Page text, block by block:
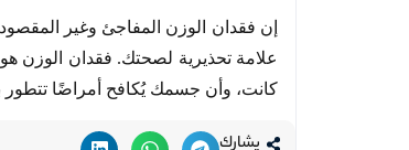
إن فقدان الوزن المفاجئ وغير المقصود
علامة تحذيرية لصحتك. فقدان
كانت، وأن جسمك يُكافح أمراضًا
يشارك